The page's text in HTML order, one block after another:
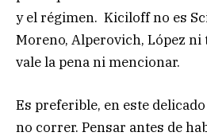
y el régimen. Kiciloff no es
Moreno, Alperovich, López
vale la pena ni mencionar.
Es preferible, en este
no correr. Pensar antes de